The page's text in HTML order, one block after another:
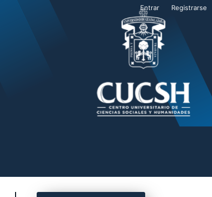
Entrar Registrarse